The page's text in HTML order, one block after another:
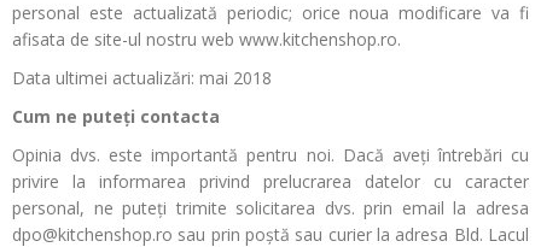
personal este actualizată periodic; orice noua modificare va fi
afisata de site-ul nostru web www.kitchenshop.ro.
Data ultimei actualizări: mai 2018
Cum ne puteți contacta
Opinia dvs. este importantă pentru noi. Dacă aveți întrebări cu
privire la informarea privind prelucrarea datelor cu caracter
personal, ne puteți trimite solicitarea dvs. prin email la adresa
dpo@kitchenshop.ro sau prin poștă sau curier la adresa Bld. Lacul